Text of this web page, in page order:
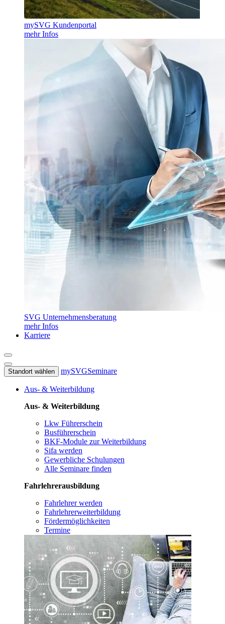
mySVG Kundenportal
mehr Infos
SVG Unternehmensberatung
mehr Infos
Karriere
Standort wählen mySVGSeminare
Aus- & Weiterbildung
Aus- & Weiterbildung
Lkw Führerschein
Busführerschein
BKF-Module zur Weiterbildung
Sifa werden
Gewerbliche Schulungen
Alle Seminare finden
Fahrlehrerausbildung
Fahrlehrer werden
Fahrlehrerweiterbildung
Fördermöglichkeiten
Termine